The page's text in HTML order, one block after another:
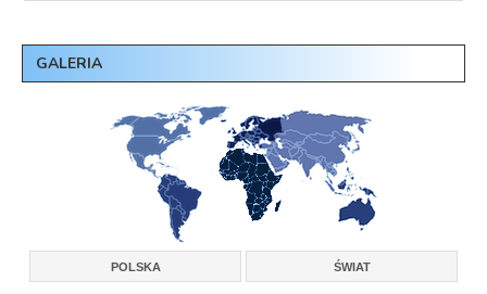
GALERIA
POLSKA ŚWIAT